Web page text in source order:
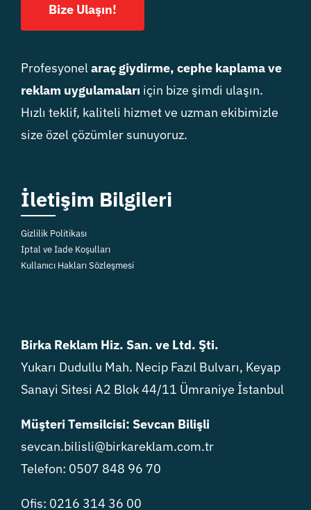
Bize Ulaşın!
Profesyonelaraç giydirme, cephe kaplama ve
reklam uygulamaları için bize şimdi ulaşın.
Hızlı teklif, kaliteli hizmet ve uzman ekibimizle
size özel çözümler sunuyoruz.
İletişim Bilgileri
Gizlilik Politikası
İptal ve İade Koşulları
Kullanıcı Hakları Sözleşmesi
Birka Reklam Hiz. San. ve Ltd. Şti.
Yukarı Dudullu Mah. Necip Fazıl Bulvarı, Keyap
Sanayi Sitesi A2 Blok 44/11 Ümraniye İstanbul
Müşteri Temsilcisi: Sevcan Bilişli
sevcan.bilisli@birkareklam.com.tr
Telefon: 0507 848 96 70
Ofis: 0216 314 36 00